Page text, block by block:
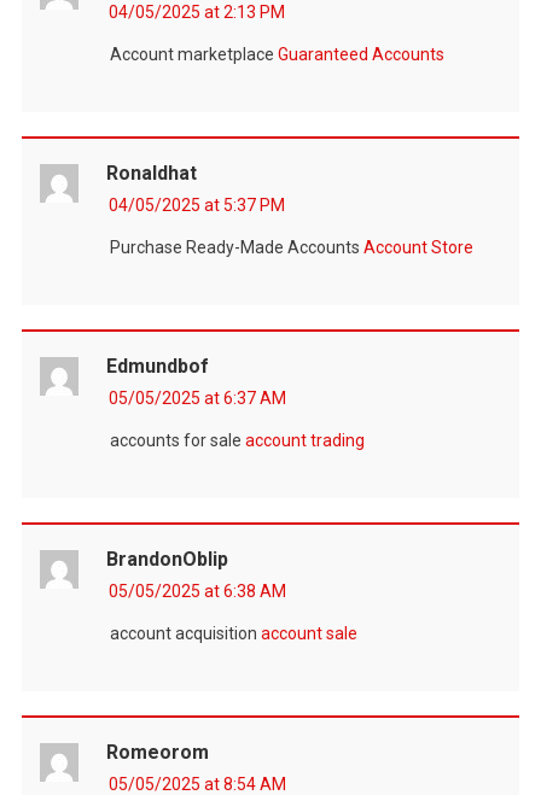
04/05/2025 at 2:13 PM
Account marketplace Guaranteed Accounts
Ronaldhat
04/05/2025 at 5:37 PM
Purchase Ready-Made Accounts Account Store
Edmundbof
05/05/2025 at 6:37 AM
accounts for sale account trading
BrandonOblip
05/05/2025 at 6:38 AM
account acquisition account sale
Romeorom
05/05/2025 at 8:54 AM